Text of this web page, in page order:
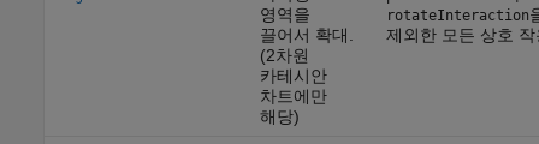
영역을
끌어서 확대.
(2차원
카테시안
차트에만
해당)
rotateInteraction
제외한 모든 상호 작